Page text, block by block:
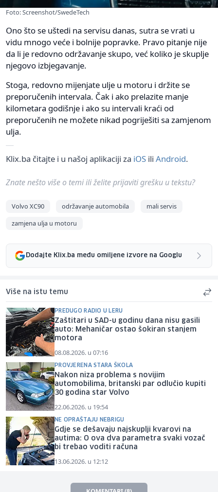
Foto: Screenshot/SwedeTech
Ono što se uštedi na servisu danas, sutra se vrati u
vidu mnogo veće i bolnije popravke. Pravo pitanje nije
da li je redovno održavanje skupo, već koliko je skuplje
njegovo izbjegavanje.
Stoga, redovno mijenjate ulje u motoru i držite se
preporučenih intervala. Čak i ako prelazite manje
kilometara godišnje i ako su intervali kraći od
preporučenih ne možete nikad pogriješiti sa zamjenom
ulja.
Klix.ba čitajte i u našoj aplikaciji za iOS ili Android.
Znate nešto više o temi ili želite prijaviti grešku u tekstu?
Volvo XC90 održavanje automobila
mali servis
zamjena ulja u motoru
Dodajte Klix.ba među omiljene izvore na Googlu
Više na istu temu
PREDUGO RADIO U LERU
Zaštitari u SAD-u godinu dana nisu gasili
auto: Mehaničar ostao šokiran stanjem
motora
08.08.2026. u 07:16
PROVJERENA STARA ŠKOLA
Nakon niza problema s novijim
automobilima, britanski par odlučio kupiti
30 godina star Volvo
22.06.2026. u 19:54
NE OPRAŠTAJU NEBRIGU
Gdje se dešavaju najskuplji kvarovi na
autima: O ova dva parametra svaki vozač
bi trebao voditi računa
13.06.2026. u 12:12